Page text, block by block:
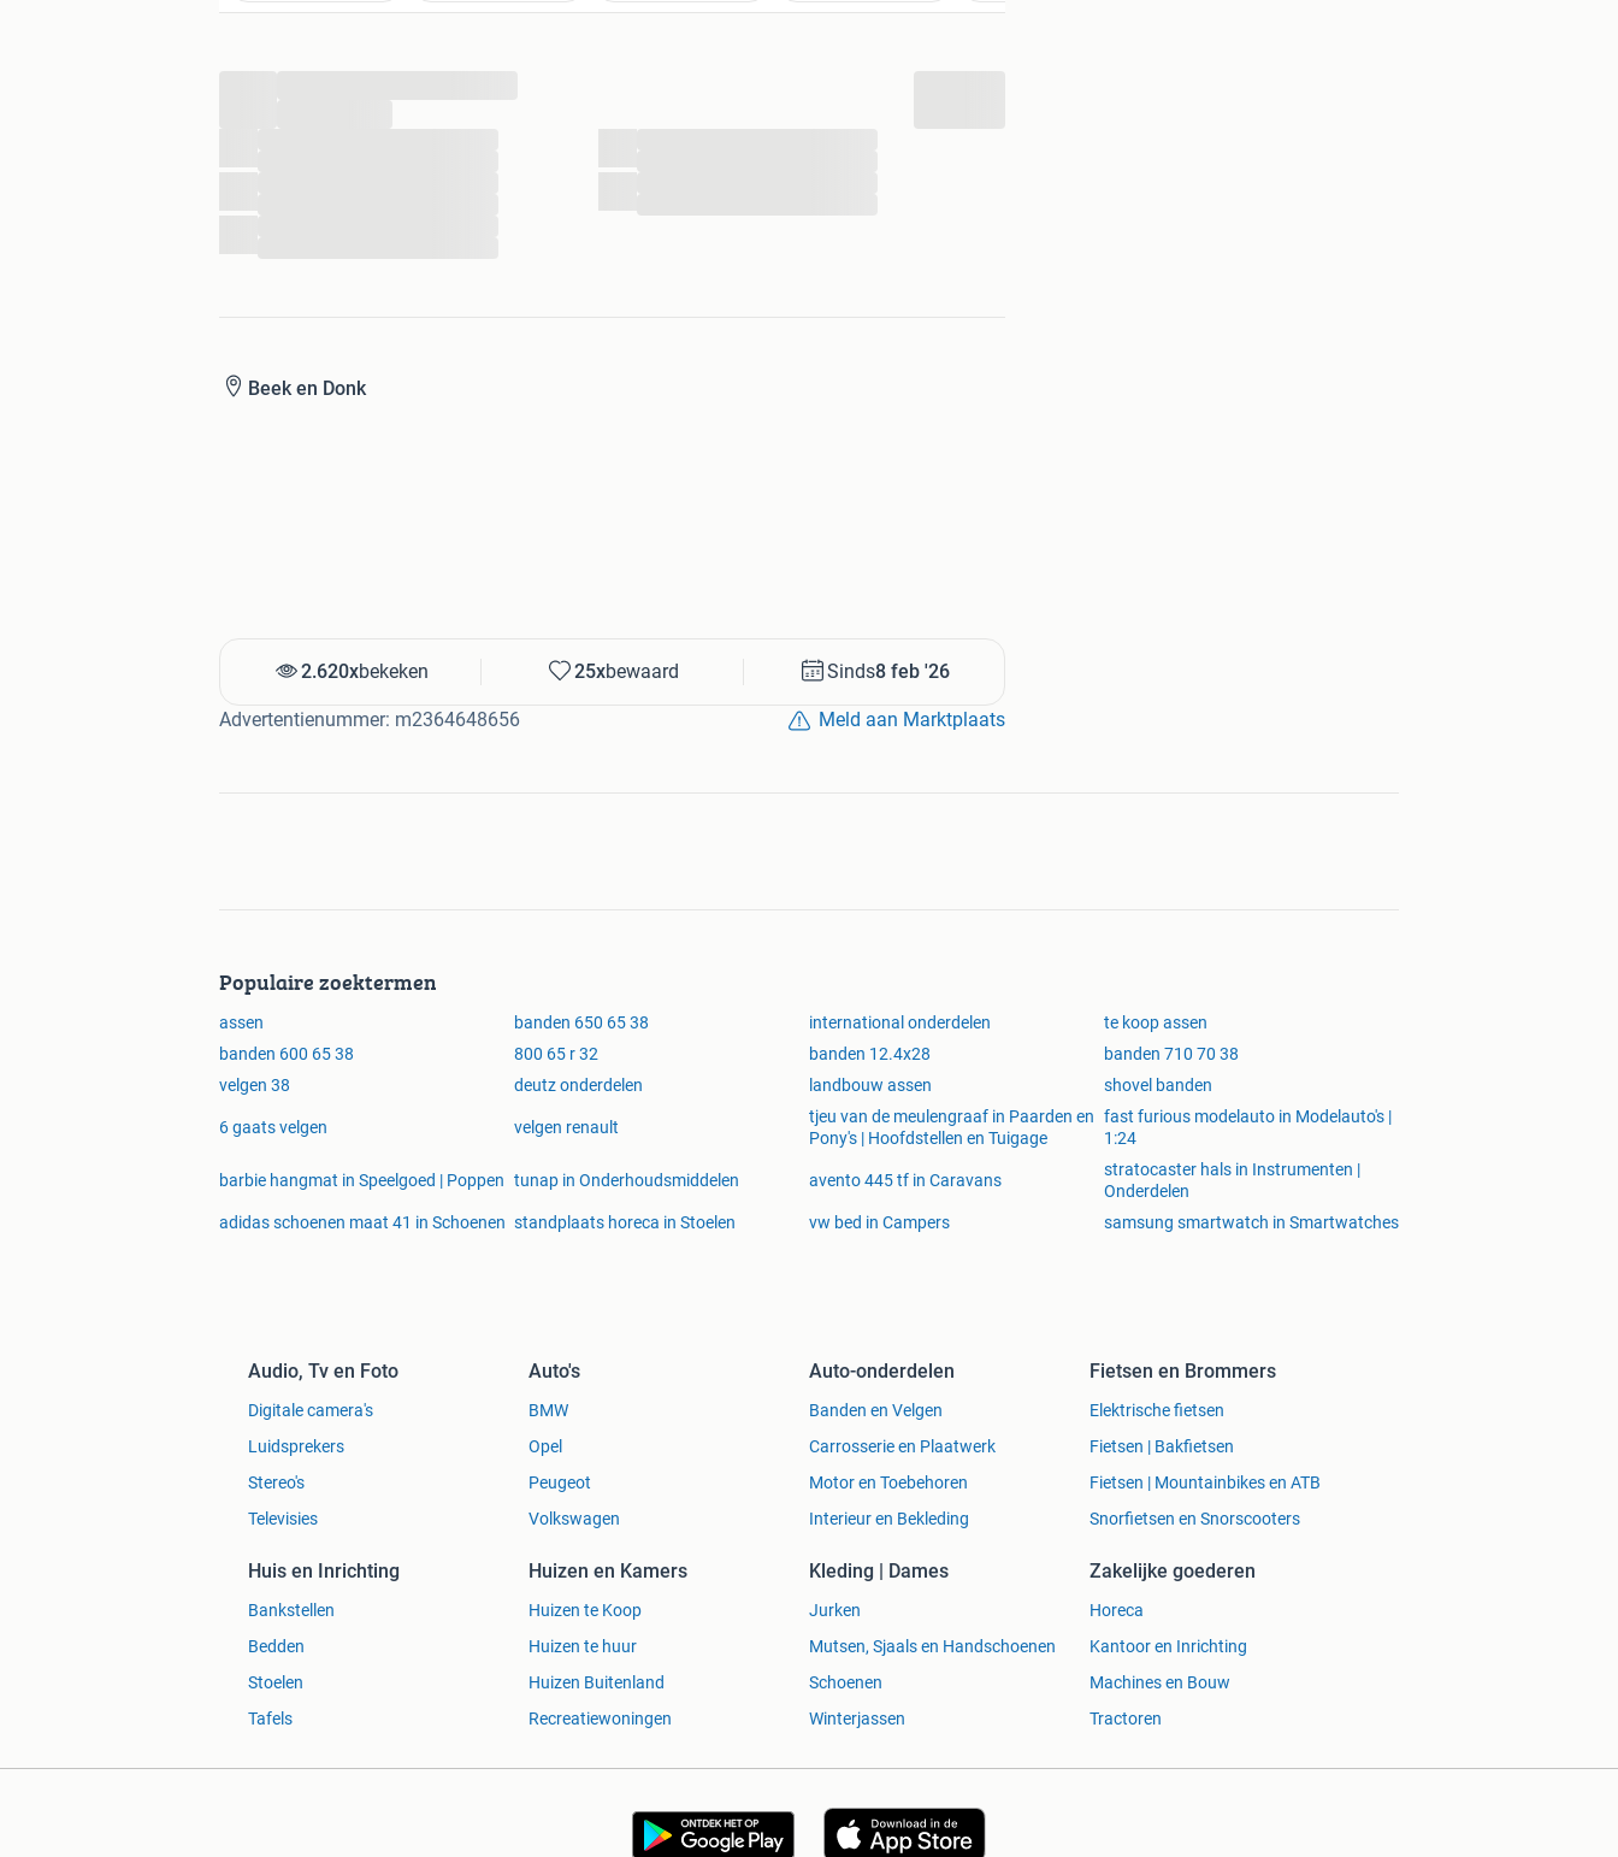
Beek en Donk
2.620xbekeken 25xbewaard Sinds8 feb '26
Advertentienummer: m2364648656 Meld aan Marktplaats
Populaire zoektermen
assen banden 650 65 38 international onderdelen
te koop assen
banden 600 65 38
800 65 r 32 banden 12.4x28
banden 710 70 38
velgen 38
deutz onderdelen landbouw assen shovel banden
6 gaats velgen velgen renault
tjeu van de meulengraaf in Paarden en
Pony's | Hoofdstellen en Tuigage
fast furious modelauto in Modelauto's |
1:24
barbie hangmat in Speelgoed | Poppen tunap in Onderhoudsmiddelen avento 445 tf in Caravans
stratocaster hals in Instrumenten |
Onderdelen
adidas schoenen maat 41 in Schoenen standplaats horeca in Stoelen vw bed in Campers samsung smartwatch in Smartwatches
Audio, Tv en Foto
Digitale camera's
Luidsprekers
Stereo's
Televisies
Auto's
BMW
Opel
Peugeot
Volkswagen
Auto-onderdelen
Banden en Velgen
Carrosserie en Plaatwerk
Motor en Toebehoren
Interieur en Bekleding
Fietsen en Brommers
Elektrische fietsen
Fietsen | Bakfietsen
Fietsen | Mountainbikes en ATB
Snorfietsen en Snorscooters
Huis en Inrichting
Bankstellen
Bedden
Stoelen
Tafels
Huizen en Kamers
Huizen te Koop
Huizen te huur
Huizen Buitenland
Recreatiewoningen
Kleding | Dames
Jurken
Mutsen, Sjaals en Handschoenen
Schoenen
Winterjassen
Zakelijke goederen
Horeca
Kantoor en Inrichting
Machines en Bouw
Tractoren